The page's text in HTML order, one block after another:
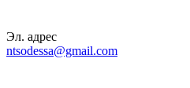
Эл. адрес
ntsodessa@gmail.com